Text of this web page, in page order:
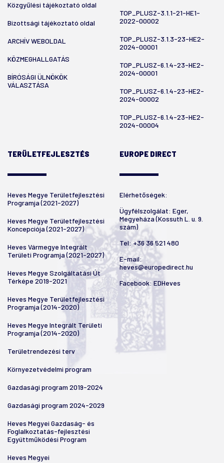
Közgyűlési tájékoztató oldal
Bizottsági tájékoztató oldal
ARCHÍV WEBOLDAL
KÖZMEGHALLGATÁS
BÍRÓSÁGI ÜLNÖKÖK
VÁLASZTÁSA
TOP_PLUSZ-3.1.1-21-HE1-
2022-00002
TOP_PLUSZ-3.1.3-23-HE2-
2024-00001
TOP_PLUSZ-6.1.4-23-HE2-
2024-00001
TOP_PLUSZ-6.1.4-23-HE2-
2024-00002
TOP_PLUSZ-6.1.4-23-HE2-
2024-00004
TERÜLETFEJLESZTÉS
Heves Megye Területfejlesztési
Programja (2021-2027)
Heves Megye Területfejlesztési
Koncepciója (2021-2027)
Heves Vármegye Integrált
Területi Programja (2021-2027)
Heves Megye Szolgáltatási Út
Térképe 2019-2021
Heves Megye Területfejlesztési
Programja (2014-2020)
Heves Megye Integrált Területi
Programja (2014-2020)
Területrendezési terv
Környezetvédelmi program
Gazdasági program 2019-2024
Gazdasági program 2024-2029
Heves Megyei Gazdaság- és
Foglalkoztatás-fejlesztési
Együttműködési Program
Heves Megyei
EUROPE DIRECT
Elérhetőségek:
Ügyfélszolgálat: Eger,
Megyeháza (Kossuth L. u. 9.
szám)
Tel:+36 36 521 480
E-mail:
heves@europedirect.hu
Facebook: EDHeves